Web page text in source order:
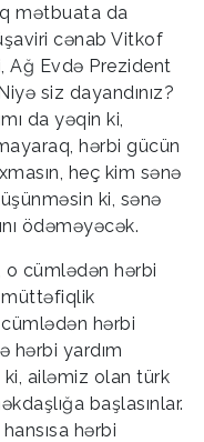
mətbuata da
cənab Vitkof
Ağ Evdə Prezident
siz dayandınız?
da yəqin ki,
hərbi gücün
heç kim sənə
ki, sənə
ödəməyəcək.
o cümlədən hərbi
müttəfiqlik
hərbi
hərbi yardım
ki, ailəmiz olan türk
başlasınlar.
hərbi